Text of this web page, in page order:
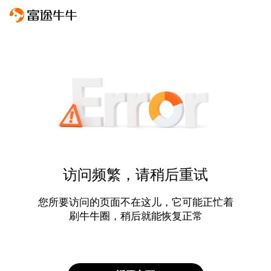
访问频繁，请稍后重试
您所要访问的页面不在这儿，它可能正忙着
刷牛牛圈，稍后就能恢复正常